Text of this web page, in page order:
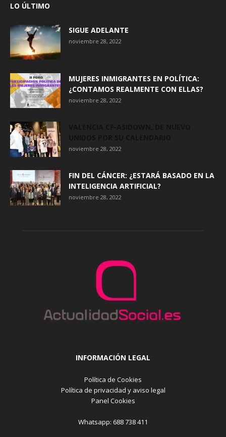
LO ÚLTIMO
SIGUE ADELANTE
noviembre 28, 2022
MUJERES INMIGRANTES EN POLÍTICA:
¿CONTAMOS REALMENTE CON ELLAS?
noviembre 28, 2022
noviembre 28, 2022
FIN DEL CÁNCER: ¿ESTARÁ BASADO EN LA
INTELIGENCIA ARTIFICIAL?
noviembre 28, 2022
INFORMACIÓN LEGAL
Política de Cookies
Política de privacidad y aviso legal
Panel Cookies
Whatsapp: 688 738 411